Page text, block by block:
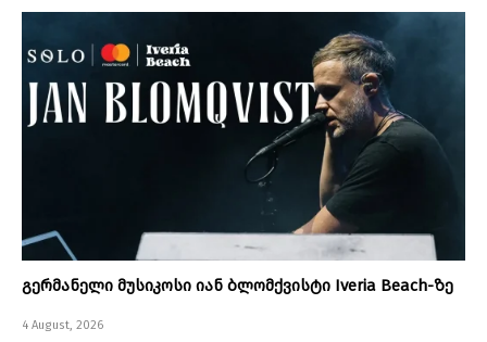
გერმანელი მუსიკოსი იან ბლომქვისტი Iveria Beach-ზე
4 August, 2026